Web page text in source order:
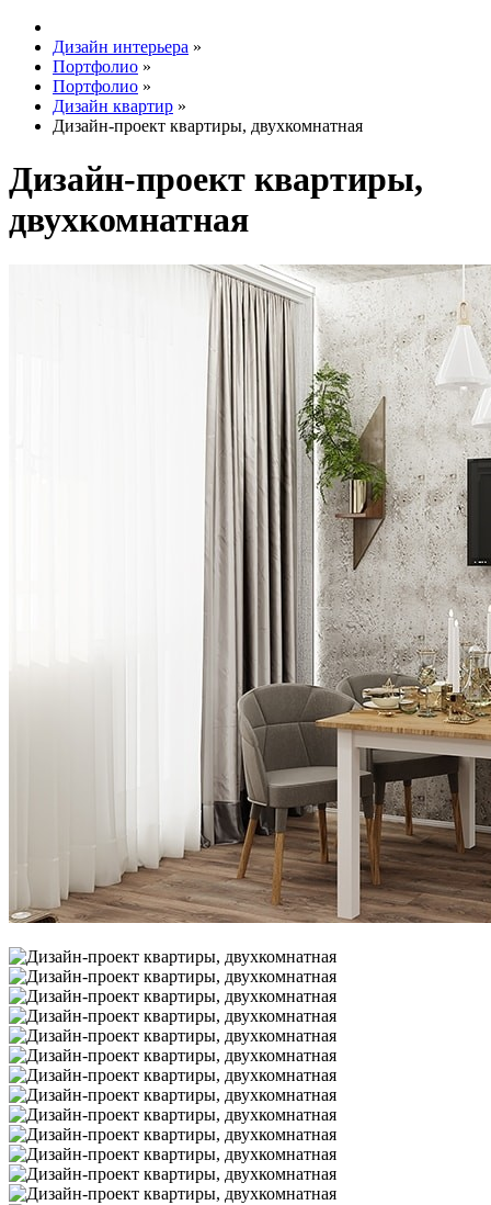
Дизайн интерьера »
Портфолио »
Портфолио »
Дизайн квартир »
Дизайн-проект квартиры, двухкомнатная
Дизайн-проект квартиры,
двухкомнатная